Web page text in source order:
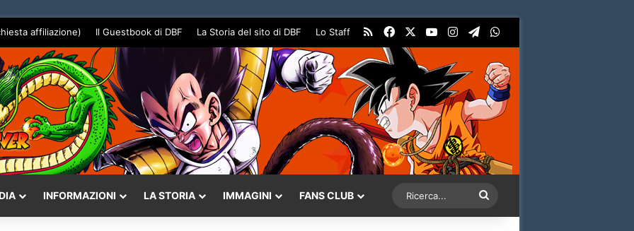
affiliazione) Il Guestbook di DBF La Storia del sito di DBF Lo Staff RSS Facebook You TubeInstagramTelegram
INFORMAZIONI LA STORIA IMMAGINI FANS CLUB